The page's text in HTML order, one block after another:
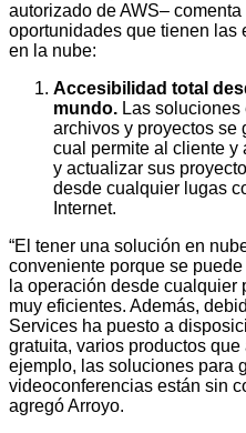
autorizado de AWS–
oportunidades que tienen las
en la nube:
Accesibilidad total
mundo. Las
archivos y proyectos se
cual permite al cliente y
y actualizar sus
desde cualquier lugas
Internet.
“El tener una solución en
conveniente porque se
la operación desde cualquier
muy eficientes. Además,
Services ha puesto a
gratuita, varios productos
ejemplo, las soluciones para
videoconferencias están sin
agregó Arroyo.